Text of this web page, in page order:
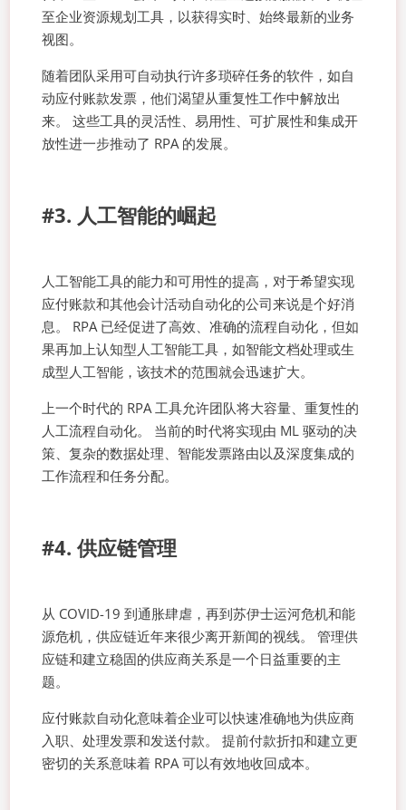
至企业资源规划工具，以获得实时、始终最新的业务
视图。
随着团队采用可自动执行许多琐碎任务的软件，如自
动应付账款发票，他们渴望从重复性工作中解放出
来。 这些工具的灵活性、易用性、可扩展性和集成开
放性进一步推动了 RPA 的发展。
#3. 人工智能的崛起
人工智能工具的能力和可用性的提高，对于希望实现
应付账款和其他会计活动自动化的公司来说是个好消
息。 RPA 已经促进了高效、准确的流程自动化，但如
果再加上认知型人工智能工具，如智能文档处理或生
成型人工智能，该技术的范围就会迅速扩大。
上一个时代的 RPA 工具允许团队将大容量、重复性的
人工流程自动化。 当前的时代将实现由 ML 驱动的决
策、复杂的数据处理、智能发票路由以及深度集成的
工作流程和任务分配。
#4. 供应链管理
从 COVID-19 到通胀肆虐，再到苏伊士运河危机和能
源危机，供应链近年来很少离开新闻的视线。 管理供
应链和建立稳固的供应商关系是一个日益重要的主
题。
应付账款自动化意味着企业可以快速准确地为供应商
入职、处理发票和发送付款。 提前付款折扣和建立更
密切的关系意味着 RPA 可以有效地收回成本。